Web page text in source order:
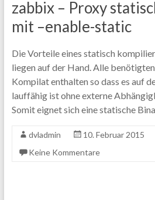
zabbix – Proxy
mit –enable-static
Die Vorteile eines statisch
liegen auf der Hand. Alle
Kompilat enthalten so dass es auf
lauffähig ist ohne externe
Somit eignet sich eine statische
dvladmin 10. Februar 2015
Keine Kommentare